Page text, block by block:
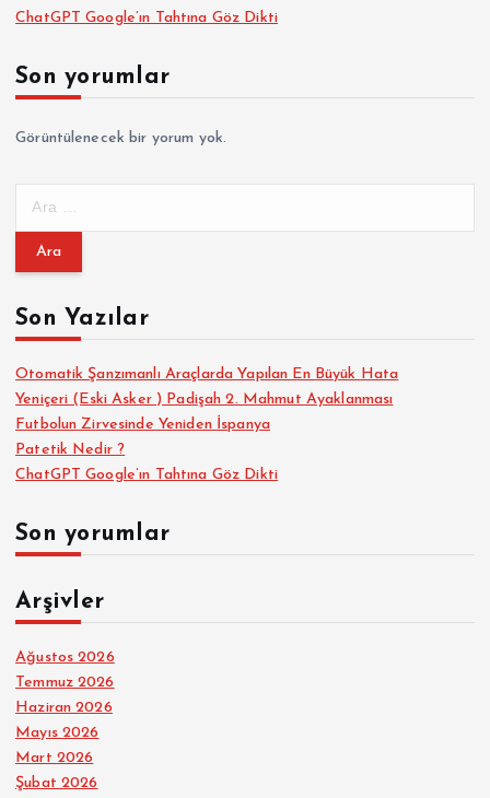
ChatGPT Google’ın Tahtına Göz Dikti
Son yorumlar
Görüntülenecek bir yorum yok.
m
:Son Yazılar
Otomatik Şanzımanlı Araçlarda Yapılan En Büyük Hata
Yeniçeri (Eski Asker ) Padişah 2. Mahmut Ayaklanması
Futbolun Zirvesinde Yeniden İspanya
Patetik Nedir ?
ChatGPT Google’ın Tahtına Göz Dikti
Son yorumlar
Arşivler
Ağustos 2026
Temmuz 2026
Haziran 2026
Mayıs 2026
Mart 2026
Şubat 2026